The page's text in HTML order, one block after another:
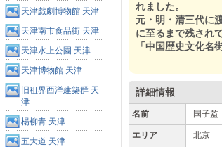
天津戯劇博物館 天津
天津南市食品街 天津
天津水上公園 天津
天津博物館 天津
旧租界西洋建築群 天
津
楊柳青 天津
五大道 天津
れました。
元・明・清三代に
に至るまで残され
「中国歴史文化名
詳細情報
名前 国子監
エリア 北京